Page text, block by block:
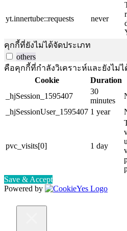
yt.innertube::requests never
คุกกี้ที่ยังไม่ได้จัดประเภท
others
คือคุกกี้ที่กำลังวิเคราะห์และยังไม่
Cookie
Duration
_hjSession_1595407
30
minutes
_hjSessionUser_1595407 1 year
pvc_visits[0] 1 day
Save & Accept
Powered by